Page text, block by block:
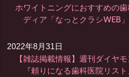
ホワイトニングにおすすめの
ディア「なっとクラシWEB
【雑誌掲載情報】週刊ダイヤ
『頼りになる歯科医院リス
2022年8月31日